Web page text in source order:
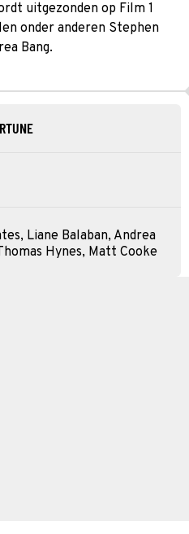
uitgezonden op Film 1
onder anderen Stephen
Bang.
Liane Balaban, Andrea
Hynes, Matt Cooke